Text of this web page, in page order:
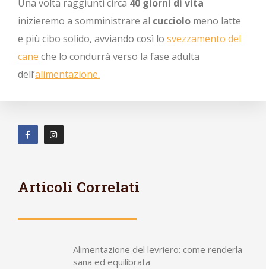
Una volta raggiunti circa 40 giorni di vita
inizieremo a somministrare al cucciolo meno latte
e più cibo solido, avviando così lo svezzamento del
cane che lo condurrà verso la fase adulta
dell’alimentazione.
Articoli Correlati
Alimentazione del levriero: come renderla
sana ed equilibrata